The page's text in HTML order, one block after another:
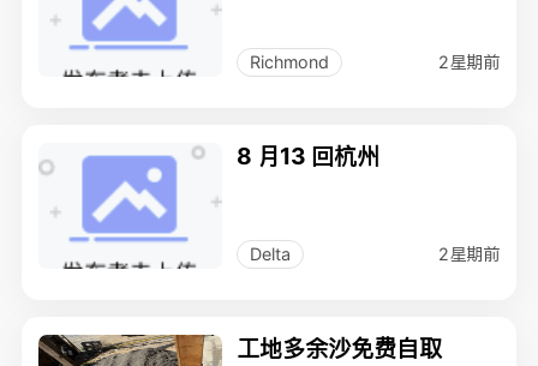
Richmond 2星期前
8 月13 回杭州
Delta 2星期前
工地多余沙免费自取